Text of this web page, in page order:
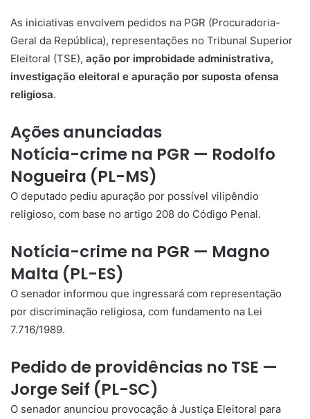
As iniciativas envolvem pedidos na PGR (Procuradoria-
Geral da República), representações no Tribunal Superior
Eleitoral (TSE), ação por improbidade administrativa,
investigação eleitoral e apuração por suposta ofensa
religiosa.
Ações anunciadas
Notícia-crime na PGR — Rodolfo
Nogueira (PL-MS)
O deputado pediu apuração por possível vilipêndio
religioso, com base no artigo 208 do Código Penal.
Notícia-crime na PGR — Magno
Malta (PL-ES)
O senador informou que ingressará com representação
por discriminação religiosa, com fundamento na Lei
7.716/1989.
Pedido de providências no TSE —
Jorge Seif (PL-SC)
O senador anunciou provocação à Justiça Eleitoral para